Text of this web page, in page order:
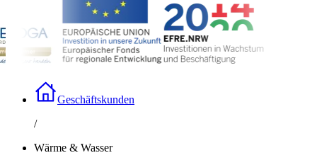
Geschäftskunden
/
Wärme & Wasser